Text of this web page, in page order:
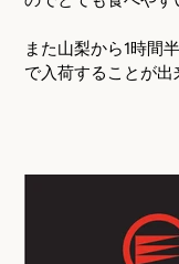
また山梨から1時間
で入荷することが出